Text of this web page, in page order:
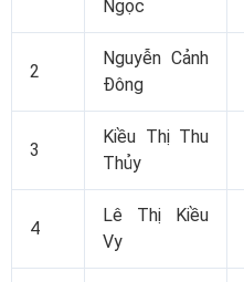
Ngọc
2
Nguyễn Cảnh
Đông
3
Kiều Thị Thu
Thủy
4
Lê Thị Kiều
Vy